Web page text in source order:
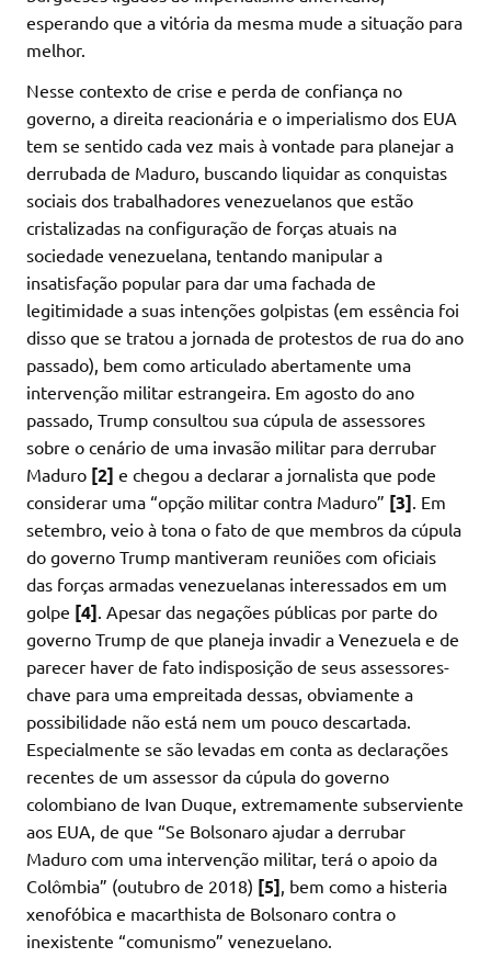
esperando que a vitória da mesma mude a situação para
melhor.
Nesse contexto de crise e perda de confiança no
governo, a direita reacionária e o imperialismo dos EUA
tem se sentido cada vez mais à vontade para planejar a
derrubada de Maduro, buscando liquidar as conquistas
sociais dos trabalhadores venezuelanos que estão
cristalizadas na configuração de forças atuais na
sociedade venezuelana, tentando manipular a
insatisfação popular para dar uma fachada de
legitimidade a suas intenções golpistas (em essência foi
disso que se tratou a jornada de protestos de rua do ano
passado), bem como articulado abertamente uma
intervenção militar estrangeira. Em agosto do ano
passado, Trump consultou sua cúpula de assessores
sobre o cenário de uma invasão militar para derrubar
Maduro [2] e chegou a declarar a jornalista que pode
considerar uma “opção militar contra Maduro” [3]. Em
setembro, veio à tona o fato de que membros da cúpula
do governo Trump mantiveram reuniões com oficiais
das forças armadas venezuelanas interessados em um
golpe [4]. Apesar das negações públicas por parte do
governo Trump de que planeja invadir a Venezuela e de
parecer haver de fato indisposição de seus assessores-
chave para uma empreitada dessas, obviamente a
possibilidade não está nem um pouco descartada.
Especialmente se são levadas em conta as declarações
recentes de um assessor da cúpula do governo
colombiano de Ivan Duque, extremamente subserviente
aos EUA, de que “Se Bolsonaro ajudar a derrubar
Maduro com uma intervenção militar, terá o apoio da
Colômbia” (outubro de 2018) [5], bem como a histeria
xenofóbica e macarthista de Bolsonaro contra o
inexistente “comunismo” venezuelano.